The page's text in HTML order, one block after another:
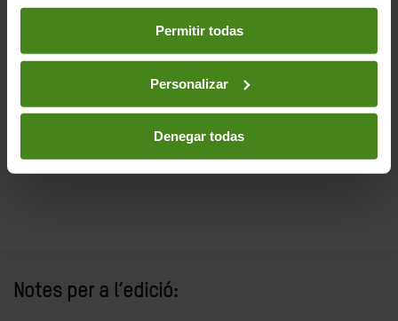
preferencias accediendo a nuestraPolítica de Cookieso
en los botones facilitados a continuación:
Permitir todas
Personalizar
Denegar todas
Crear vies regulars i seguresa Europa
perquè les persones no hagin d’arriscar
mecanisme adequat de cerca i rescat per
detenir les morts al mar.
Notes per a l’edició: